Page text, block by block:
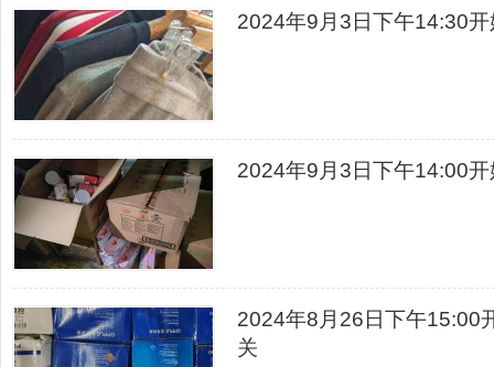
2024年9月3日下午14:30
2024年9月3日下午14:00
2024年8月26日下午15:00
关